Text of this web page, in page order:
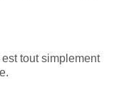
tout simplement